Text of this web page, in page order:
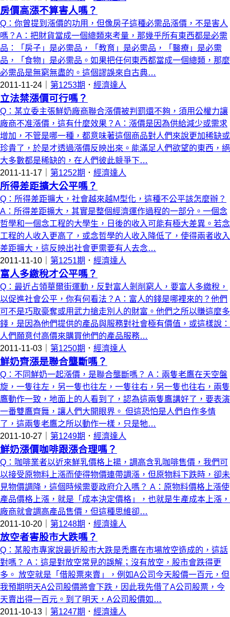
房價高漲不算害人嗎？
Q：你曾提到漲價的功用，但像房子這種必需品漲價，不是害人
嗎？A：把財貨當成一個總類來考量，那幾乎所有東西都是必需
品：「房子」是必需品，「教育」是必需品，「醫療」是必需
品，「食物」是必需品。如果把任何東西都當成一個總類，那麼
必需品是無窮無盡的。這個謬誤來自古典…
2011-11-24｜ 第1253期 ． 經濟達人
立法禁漲價可行嗎？
Q：某立委主張鮮奶廠商聯合漲價被判罰還不夠，須用公權力讓
廠商不准漲價，這有什麼效果？A：漲價是因為供給減少或需求
增加，不管是哪一種，都意味著這個商品對人們來說更加稀缺或
珍貴了，於是才透過漲價反映出來。能滿足人們欲望的東西，絕
大多數都是稀缺的，在人們彼此競爭下…
2011-11-17｜ 第1252期 ． 經濟達人
所得差距擴大公平嗎？
Q：所得差距擴大，社會越來越M型化，這種不公平該怎麼辦？
A：所得差距擴大，其實是整個經濟運作過程的一部分。一個念
哲學和一個念工程的大學生，日後的收入可能有極大差異。若念
工程的人收入更高了，或念哲學的人收入降低了，使得兩者收入
差距擴大，這反映出社會更需要有人去念…
2011-11-10｜ 第1251期 ． 經濟達人
富人多繳稅才公平嗎？
Q：最近占領華爾街運動，反對富人剝削窮人，要富人多繳稅，
以促進社會公平，你有何看法？A：富人的錢是哪裡來的？他們
可不是巧取豪奪或用武力搶走別人的財富。他們之所以賺這麼多
錢，是因為他們提供的產品與服務對社會極有價值，或這樣說：
人們願意付高價來購買他們的產品服務…
2011-11-03｜ 第1250期 ． 經濟達人
鮮奶齊漲是聯合壟斷嗎？
Q：不同鮮奶一起漲價，是聯合壟斷嗎？ A：兩隻老鷹在天空盤
旋，一隻往左，另一隻也往左，一隻往右，另一隻也往右，兩隻
鷹動作一致，地面上的人看到了，認為這兩隻鷹講好了，要表演
一番雙鷹齊舞，讓人們大開眼界。 但這恐怕是人們自作多情
了，這兩隻老鷹之所以動作一樣，只是牠…
2011-10-27｜ 第1249期 ． 經濟達人
鮮奶漲價咖啡跟漲合理嗎？
Q：咖啡業者以近來鮮乳價格上揚，調高含乳咖啡售價，我們可
以接受原物料上漲而使得物價連帶調漲，但原物料下跌時，卻未
見物價調降，這個時候需要政府介入嗎？ A：原物料價格上漲使
產品價格上漲，就是「成本決定價格」，也就是生產成本上漲，
廠商就會調高產品售價，但這種思維卻…
2011-10-20｜ 第1248期 ． 經濟達人
放空者害股市大跌嗎？
Q：某股市專家說最近股市大跌是禿鷹在市場放空造成的，這話
對嗎？ A：這是對放空常見的誤解；沒有放空，股市會跌得更
多。 放空就是「借股票來賣」，例如A公司今天股價一百元，但
我預期明天A公司股價將會下跌，因此我先借了A公司股票，今
天賣出得一百元。到了明天，A公司股價如…
2011-10-13｜ 第1247期 ． 經濟達人